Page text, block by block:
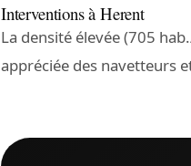
Interventions à Herent
La densité élevée (705
appréciée des navetteurs